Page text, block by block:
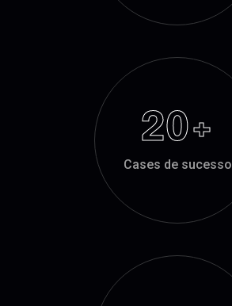
20+
Cases de sucesso